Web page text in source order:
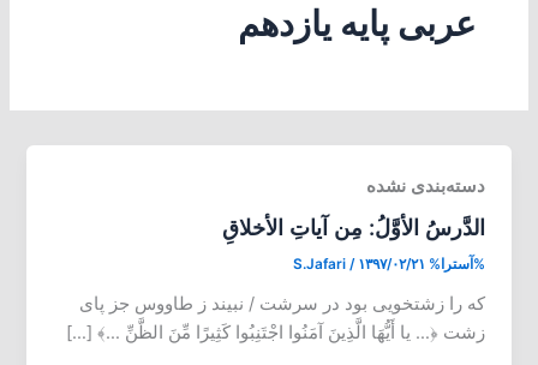
عربی پایه یازدهم
دسته‌بندی نشده
الدَّرسُ الأوَّلُ: مِن آیاتِ الأخلاقِ
%آسترا% S.Jafari / ۱۳۹۷/۰۲/۲۱
که را زشتخویی بود در سرشت / نبیند ز طاووس جز پای
زشت ﴿… یا أَیُّهَا الَّذِینَ آمَنُوا اجْتَنِبُوا کَثِیرًا مِّنَ الظَّنِّ …﴾ […]